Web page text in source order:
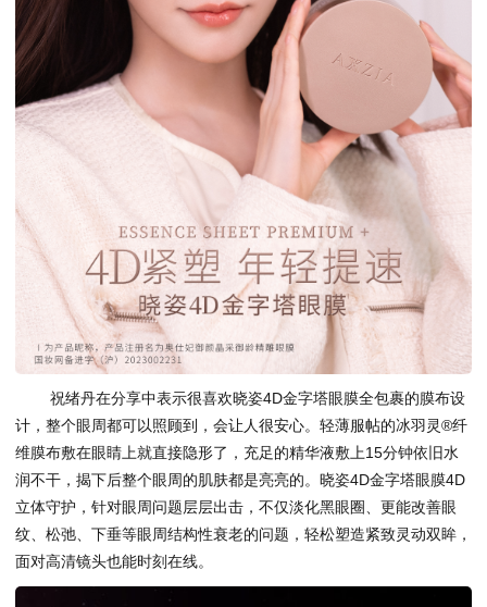
祝绪丹在分享中表示很喜欢晓姿4D金字塔眼膜全包裹的膜布设
计，整个眼周都可以照顾到，会让人很安心。轻薄服帖的冰羽灵®纤
维膜布敷在眼睛上就直接隐形了，充足的精华液敷上15分钟依旧水
润不干，揭下后整个眼周的肌肤都是亮亮的。晓姿4D金字塔眼膜4D
立体守护，针对眼周问题层层出击，不仅淡化黑眼圈、更能改善眼
纹、松弛、下垂等眼周结构性衰老的问题，轻松塑造紧致灵动双眸，
面对高清镜头也能时刻在线。